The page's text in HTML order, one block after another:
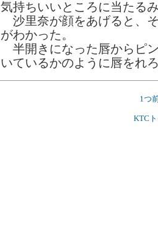
気持ちいいところに当たる
沙里奈が顔をあげると、
がわかった。
半開きになった唇からピ
いているかのように唇をれ
1つ
KTC